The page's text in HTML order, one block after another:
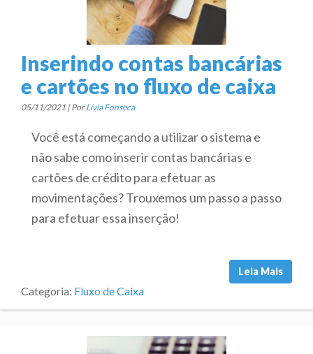
Inserindo contas bancárias
e cartões no fluxo de caixa
05/11/2021 | PorLívia Fonseca
Você está começando a utilizar o sistema e
não sabe como inserir contas bancárias e
cartões de crédito para efetuar as
movimentações? Trouxemos um passo a passo
para efetuar essa inserção!
Leia Mais
Categoria: Fluxo de Caixa